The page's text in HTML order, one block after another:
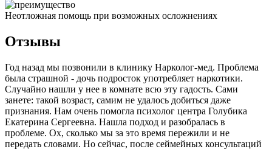
Неотложная помощь при возможных осложнениях
Отзывы
Год назад мы позвонили в клинику Нарколог-мед. Проблема
была страшной - дочь подросток употребляет наркотики.
Случайно нашли у нее в комнате всю эту гадость. Сами
занете: такой возраст, самим не удалось добиться даже
признания. Нам очень помогла психолог центра Голубика
Екатерина Сергеевна. Нашла подход и разобралась в
проблеме. Ох, сколько мы за это время пережили и не
передать словами. Но сейчас, после сеймейных консультаций